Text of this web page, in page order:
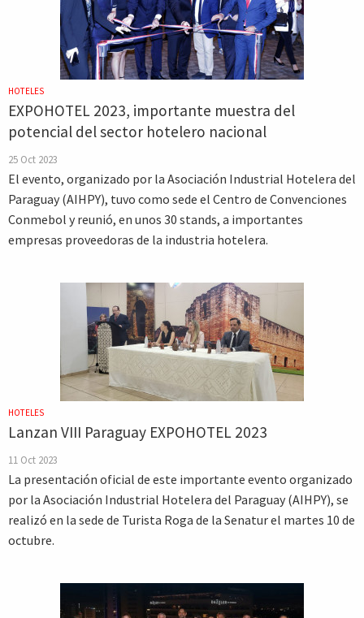
HOTELES
EXPOHOTEL 2023, importante muestra del
potencial del sector hotelero nacional
25 Oct 2023
El evento, organizado por la Asociación Industrial Hotelera del
Paraguay (AIHPY), tuvo como sede el Centro de Convenciones
Conmebol y reunió, en unos 30 stands, a importantes
empresas proveedoras de la industria hotelera.
HOTELES
Lanzan VIII Paraguay EXPOHOTEL 2023
11 Oct 2023
La presentación oficial de este importante evento organizado
por la Asociación Industrial Hotelera del Paraguay (AIHPY), se
realizó en la sede de Turista Roga de la Senatur el martes 10 de
octubre.